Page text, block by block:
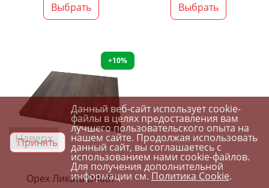
Выбрать Выбрать
+10%
Орех Ликата D4087
Наверх
Принять
Данный веб-сайт использует cookie-
файлы в целях предоставления вам
лучшего пользовательского опыта на
нашем сайте. Продолжая использовать
данный сайт, вы соглашаетесь с
использованием нами cookie-файлов.
Для получения дополнительной
информации см.Политика Cookie.